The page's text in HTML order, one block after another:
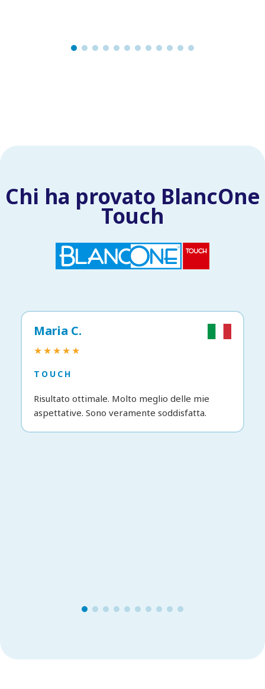
Chi ha provato BlancOne
Touch
Maria C.
★★★★★
TOUCH
Risultato ottimale. Molto meglio delle mie
aspettative. Sono veramente soddisfatta.